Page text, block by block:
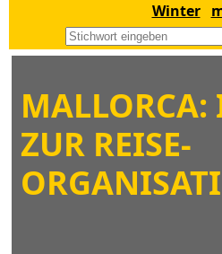
Winter
MALLORCA:
ZUR REISE-